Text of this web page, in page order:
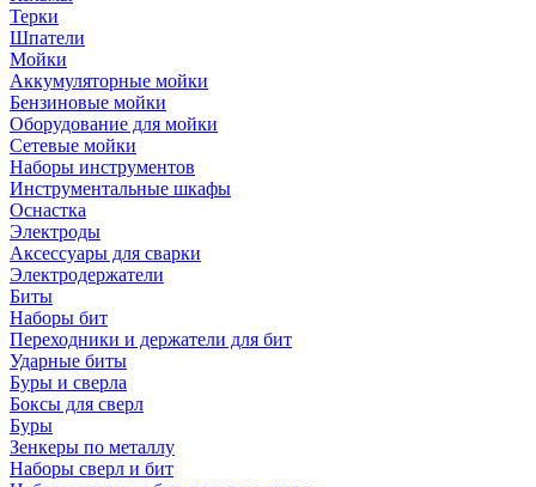
Терки
Шпатели
Мойки
Аккумуляторные мойки
Бензиновые мойки
Оборудование для мойки
Сетевые мойки
Наборы инструментов
Инструментальные шкафы
Оснастка
Электроды
Аксессуары для сварки
Электродержатели
Биты
Наборы бит
Переходники и держатели для бит
Ударные биты
Буры и сверла
Боксы для сверл
Буры
Зенкеры по металлу
Наборы сверл и бит